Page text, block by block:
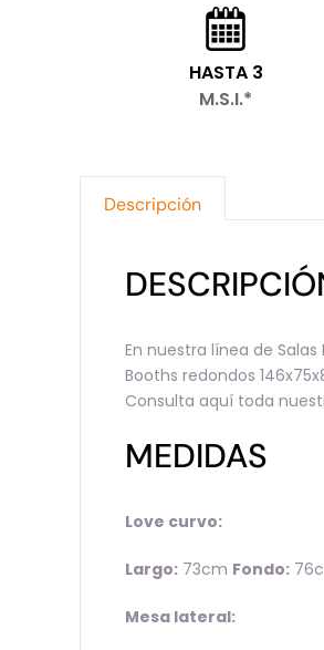
HASTA 3
M.S.I.*
Descripción
En nuestra línea de
Booths redondos
Consulta aquí toda
MEDIDAS
Love curvo:
Largo:73cm Fondo:
Mesa lateral: